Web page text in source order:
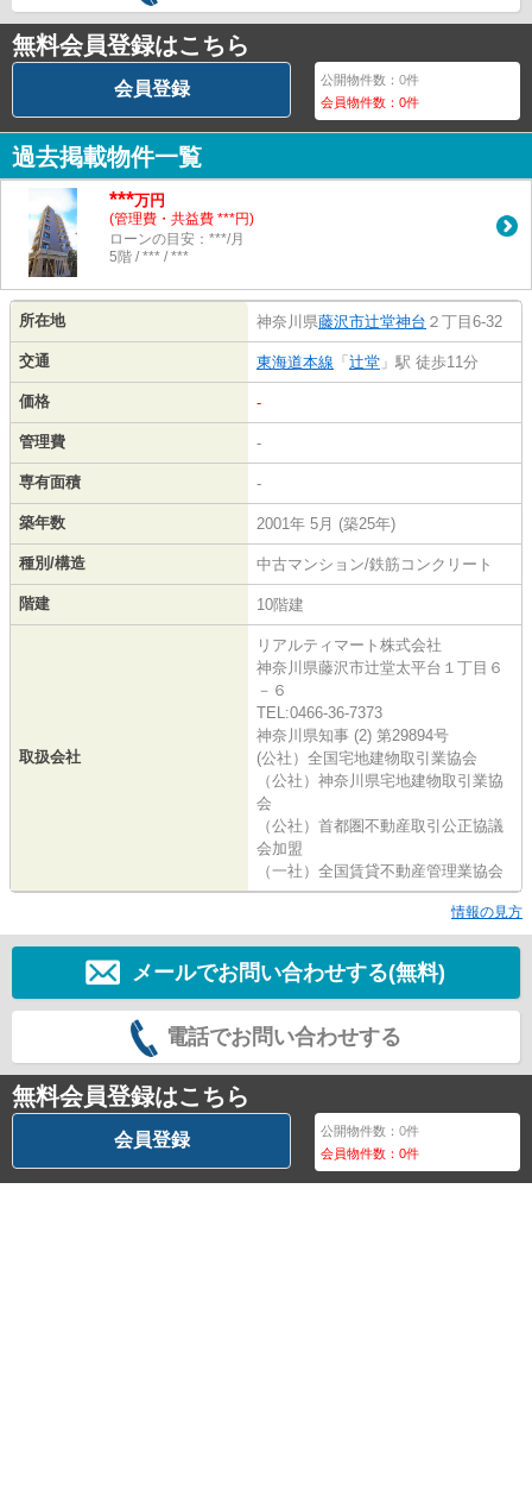
無料会員登録はこちら
会員登録 公開物件数：0件
会員物件数：0件
過去掲載物件一覧
***万円
(管理費・共益費 ***円)
ローンの目安：***/月
5階 / *** / ***
所在地 神奈川県藤沢市辻堂神台 ２丁目6-32
交通 東海道本線 「 辻堂 」駅 徒歩11分
価格 -
管理費 -
専有面積 -
築年数 2001年 5月 (築25年)
種別/構造 中古マンション/鉄筋コンクリート
階建 10階建
取扱会社
リアルティマート株式会社
神奈川県藤沢市辻堂太平台１丁目６
－６
TEL:0466-36-7373
神奈川県知事 (2) 第29894号
(公社）全国宅地建物取引業協会
（公社）神奈川県宅地建物取引業協
会
（公社）首都圏不動産取引公正協議
会加盟
（一社）全国賃貸不動産管理業協会
情報の見方
メールでお問い合わせする(無料)
電話でお問い合わせする
無料会員登録はこちら
会員登録 公開物件数：0件
会員物件数：0件